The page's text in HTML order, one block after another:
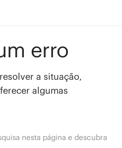
erro
a situação,
algumas
nesta página e descubra